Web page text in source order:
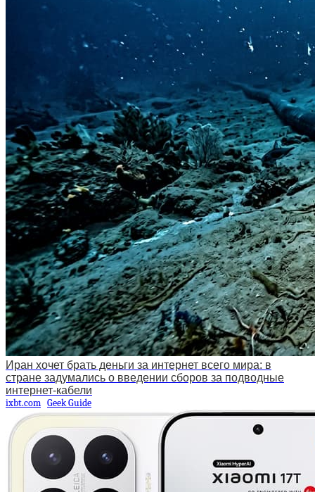
Иран хочет брать деньги за интернет всего мира: в
стране задумались о введении сборов за подводные
интернет-кабели
ixbt.com Geek Guide